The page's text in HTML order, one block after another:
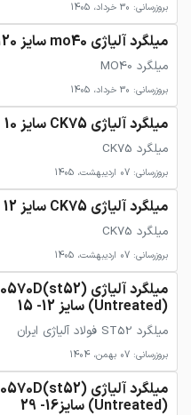
بروزرسانی: 30 خرداد، 1405
میلگرد آلیاژی mo40 سایز 120
میلگرد MO40
بروزرسانی: 30 خرداد، 1405
میلگرد آلیاژی CK75 سایز 10
میلگرد CK75
بروزرسانی: 07 اردیبهشت، 1405
میلگرد آلیاژی CK75 سایز 12
میلگرد CK75
بروزرسانی: 07 اردیبهشت، 1405
میلگرد آلیاژی 0570D(st52)
(Untreated) سایز 12- 15
میلگرد ST52 فولاد آلیاژی ایران
بروزرسانی: 07 بهمن، 1404
میلگرد آلیاژی 0570D(st52)
(Untreated) سایز16- 29